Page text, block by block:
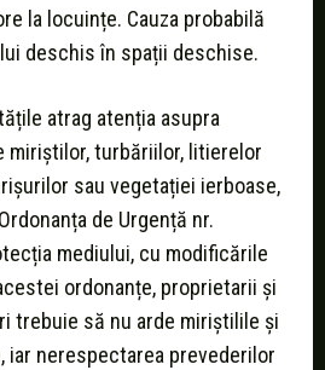
la locuințe. Cauza probabilă
deschis în spații deschise.
atrag atenția asupra
miriștilor, turbăriilor, litierelor
sau vegetației ierboase,
de Urgență nr.
mediului, cu modificările
ordonanțe, proprietarii și
trebuie să nu arde miriștilile și
iar nerespectarea prevederilor